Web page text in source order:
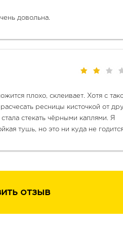
довольна.
плохо, склеивает. Хотя с
ресницы кисточкой от
стекать чёрными каплями. Я
тушь, но это ни куда не
отзыв